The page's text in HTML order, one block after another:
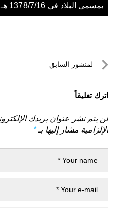
بمسمى البلاد في 1378/7/16 هـ – 1959/1/26 م
تصفّحلمنشور السابق
السابق
اترك تعليقاً
لن يتم نشر عنوان بريدك
الإلزامية مشار إليها بـ*